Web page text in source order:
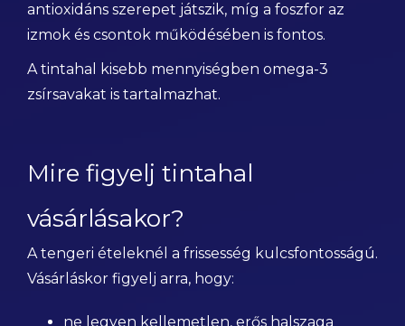
antioxidáns szerepet játszik, míg a foszfor az
izmok és csontok működésében is fontos.
A tintahal kisebb mennyiségben omega-3
zsírsavakat is tartalmazhat.
Mire figyelj tintahal
vásárlásakor?
A tengeri ételeknél a frissesség kulcsfontosságú.
Vásárláskor figyelj arra, hogy:
ne legyen kellemetlen, erős halszaga